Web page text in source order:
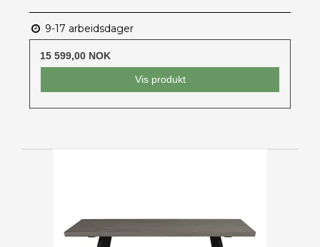
9-17 arbeidsdager
15 599,00 NOK
Vis produkt